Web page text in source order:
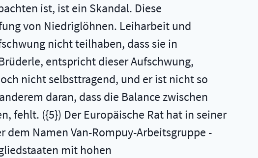
ist, ist ein Skandal. Diese
von Niedriglöhnen. Leiharbeit und
nicht teilhaben, dass sie in
entspricht dieser Aufschwung,
nicht selbsttragend, und er ist nicht so
daran, dass die Balance zwischen
fehlt. ({5}) Der Europäische Rat hat in seiner
dem Namen Van-Rompuy-Arbeitsgruppe -
mit hohen